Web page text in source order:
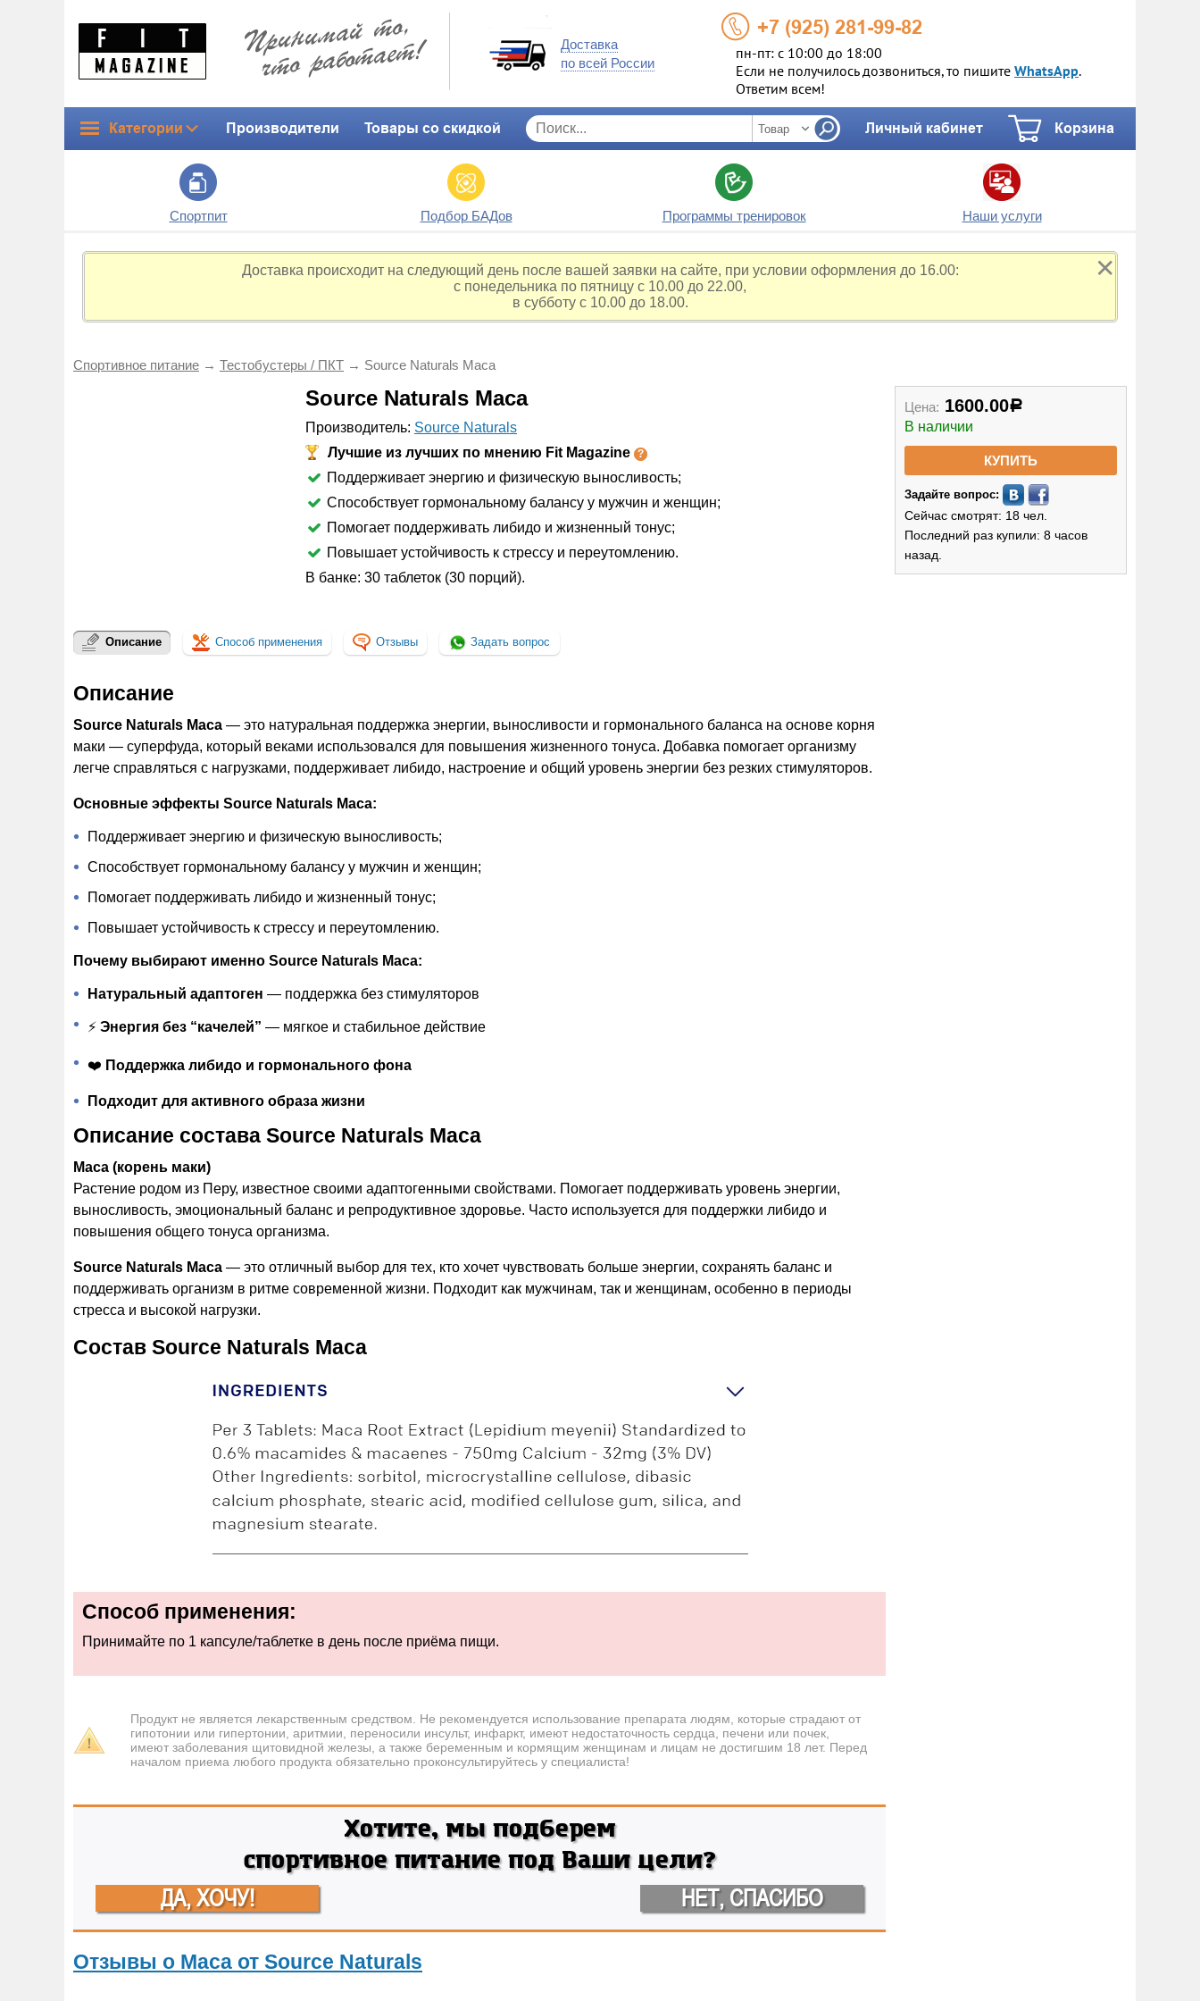
Доставка
по всей России
+7 (925) 281-99-82
пн-пт: с 10:00 до 18:00
Если не получилось дозвониться, то пишите WhatsApp.
Ответим всем!
Категории Производители Товары со скидкой Личный кабинет Корзина
Спортпит Подбор БАДов Программы тренировок Наши услуги
✕
Доставка происходит на следующий день после вашей заявки на сайте, при условии оформления до 16.00:
с понедельника по пятницу с 10.00 до 22.00,
в субботу с 10.00 до 18.00.
Спортивное питание → Тестобустеры / ПКТ → Source Naturals Maca
Цена: 1600.00Р
В наличии
КУПИТЬ
Задайте вопрос:
Сейчас смотрят: 18 чел.
Последний раз купили: 8 часов
назад.
Source Naturals Maca
Производитель: Source Naturals
Лучшие из лучших по мнению Fit Magazine
Поддерживает энергию и физическую выносливость;
Способствует гормональному балансу у мужчин и женщин;
Помогает поддерживать либидо и жизненный тонус;
Повышает устойчивость к стрессу и переутомлению.
В банке: 30 таблеток (30 порций).
Описание Способ применения Отзывы Задать вопрос
Описание
Source Naturals Maca — это натуральная поддержка энергии, выносливости и гормонального баланса на основе корня
маки — суперфуда, который веками использовался для повышения жизненного тонуса. Добавка помогает организму
легче справляться с нагрузками, поддерживает либидо, настроение и общий уровень энергии без резких стимуляторов.
Основные эффекты Source Naturals Maca:
Поддерживает энергию и физическую выносливость;
Способствует гормональному балансу у мужчин и женщин;
Помогает поддерживать либидо и жизненный тонус;
Повышает устойчивость к стрессу и переутомлению.
Почему выбирают именно Source Naturals Maca:
Натуральный адаптоген — поддержка без стимуляторов
⚡ Энергия без “качелей” — мягкое и стабильное действие
❤️ Поддержка либидо и гормонального фона
Подходит для активного образа жизни
Описание состава Source Naturals Maca
Maca (корень маки)
Растение родом из Перу, известное своими адаптогенными свойствами. Помогает поддерживать уровень энергии,
выносливость, эмоциональный баланс и репродуктивное здоровье. Часто используется для поддержки либидо и
повышения общего тонуса организма.
Source Naturals Maca — это отличный выбор для тех, кто хочет чувствовать больше энергии, сохранять баланс и
поддерживать организм в ритме современной жизни. Подходит как мужчинам, так и женщинам, особенно в периоды
стресса и высокой нагрузки.
Состав Source Naturals Maca
Способ применения:
Принимайте по 1 капсуле/таблетке в день после приёма пищи.
Продукт не является лекарственным средством. Не рекомендуется использование препарата людям, которые страдают от
гипотонии или гипертонии, аритмии, переносили инсульт, инфаркт, имеют недостаточность сердца, печени или почек,
имеют заболевания щитовидной железы, а также беременным и кормящим женщинам и лицам не достигшим 18 лет. Перед
началом приема любого продукта обязательно проконсультируйтесь у специалиста!
Хотите, мы подберем
спортивное питание под Ваши цели?
ДА, ХОЧУ! НЕТ, СПАСИБО
Отзывы о Maca от Source Naturals